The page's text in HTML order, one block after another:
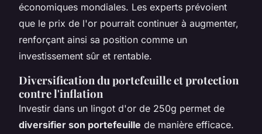
économiques mondiales. Les experts prévoient
que le prix de l'or pourrait continuer à augmenter,
renforçant ainsi sa position comme un
investissement sûr et rentable.
Diversification du portefeuille et protection
contre l'inflation
Investir dans un lingot d'or de 250g permet de
diversifier son portefeuille de manière efficace.